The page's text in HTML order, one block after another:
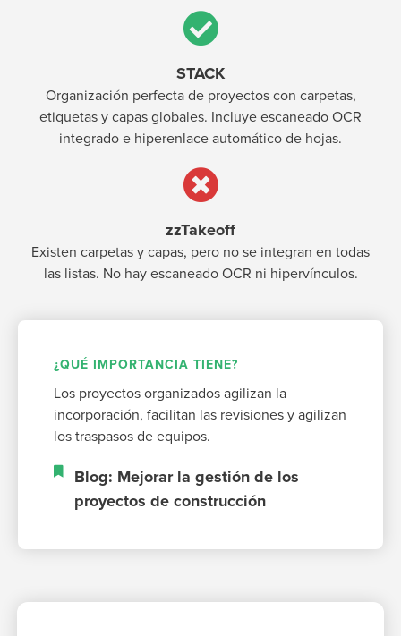
STACK
Organización perfecta de proyectos con carpetas,
etiquetas y capas globales. Incluye escaneado OCR
integrado e hiperenlace automático de hojas.
zzTakeoff
Existen carpetas y capas, pero no se integran en todas
las listas. No hay escaneado OCR ni hipervínculos.
¿QUÉ IMPORTANCIA TIENE?
Los proyectos organizados agilizan la
incorporación, facilitan las revisiones y agilizan
los traspasos de equipos.
Blog: Mejorar la gestión de los
proyectos de construcción